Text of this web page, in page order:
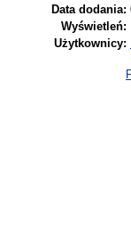
Data dodania:
Wyświetleń:
Użytkownicy: